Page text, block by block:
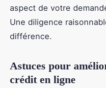
aspect de votre
Une diligence
différence.
Astuces pour
crédit en ligne